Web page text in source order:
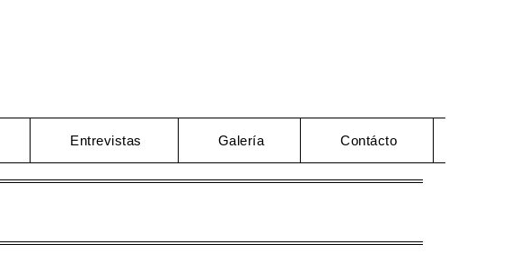
Entrevistas Galería Contácto